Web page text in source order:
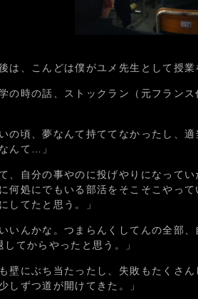
は、こんどは僕がユメ先生として授
の時の話、ストックラン（元フラン
の頃、夢なんて持ててなかったし、
んて…」
、自分の事やのに投げやりになって
何処にでもいる部活をそこそこやっ
してたと思う。」
いんかな。つまらんくしてんの全部
てからやったと思う。」
壁にぶち当たったし、失敗もたくさ
しずつ道が開けてきた。」